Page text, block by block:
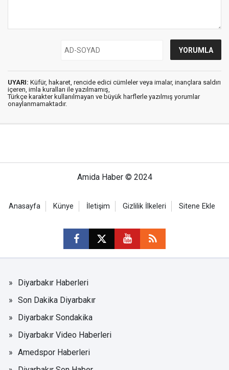
UYARI: Küfür, hakaret, rencide edici cümleler veya imalar, inançlara saldırı
içeren, imla kuralları ile yazılmamış,
Türkçe karakter kullanılmayan ve büyük harflerle yazılmış yorumlar
onaylanmamaktadır.
Amida Haber © 2024
Anasayfa Künye İletişim Gizlilik İlkeleri Sitene Ekle
Diyarbakır Haberleri
Son Dakika Diyarbakır
Diyarbakır Sondakika
Diyarbakır Video Haberleri
Amedspor Haberleri